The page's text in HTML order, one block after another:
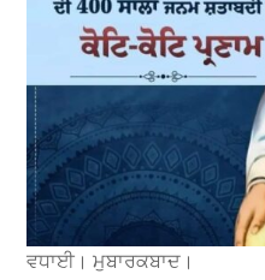
ਵਧਾਈ। ਮੁਬਾਰਕਬਾਦ।